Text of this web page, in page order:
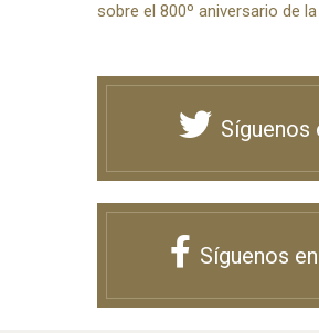
sobre el 800º aniversario de
Síguenos
Síguenos